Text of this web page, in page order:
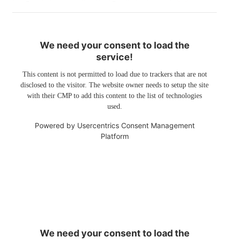
We need your consent to load the
service!
This content is not permitted to load due to trackers that are not
disclosed to the visitor. The website owner needs to setup the site
with their CMP to add this content to the list of technologies
used.
Powered by Usercentrics Consent Management
Platform
We need your consent to load the